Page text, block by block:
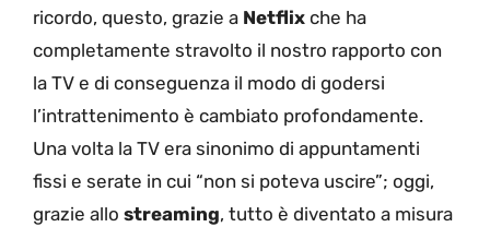
ricordo, questo, grazie a Netflix che ha
completamente stravolto il nostro rapporto con
la TV e di conseguenza il modo di godersi
l’intrattenimento è cambiato profondamente.
Una volta la TV era sinonimo di appuntamenti
fissi e serate in cui “non si poteva uscire”; oggi,
grazie allo streaming, tutto è diventato a misura